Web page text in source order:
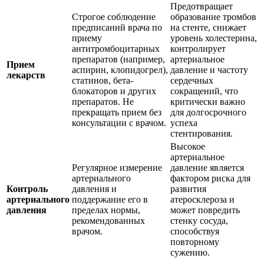
Прием
лекарств
Строгое соблюдение
предписаний врача по
приему
антитромбоцитарных
препаратов (например,
аспирин, клопидогрел),
статинов, бета-
блокаторов и других
препаратов. Не
прекращать прием без
консультации с врачом.
Предотвращает
образование тромбов
на стенте, снижает
уровень холестерина,
контролирует
артериальное
давление и частоту
сердечных
сокращений, что
критически важно
для долгосрочного
успеха
стентирования.
Контроль
артериального
давления
Регулярное измерение
артериального
давления и
поддержание его в
пределах нормы,
рекомендованных
врачом.
Высокое
артериальное
давление является
фактором риска для
развития
атеросклероза и
может повредить
стенку сосуда,
способствуя
повторному
сужению.